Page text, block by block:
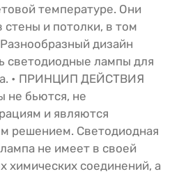
температуре. Они
стены и потолки, в том
дизайн
светодиодные лампы для
• ПРИНЦИП ДЕЙСТВИЯ
не бьются, не
и являются
решением. Светодиодная
не имеет в своей
химических соединений, а